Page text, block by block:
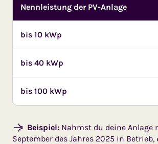
Nennleistung der PV-Anlage
bis 10 kWp
bis 40 kWp
bis 100 kWp
Beispiel:Nahmst du deine Anlage
September des Jahres 2025 in